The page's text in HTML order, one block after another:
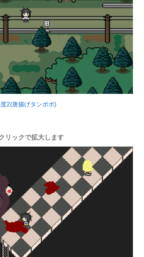
2(唐揚げタンポポ)
リックで拡大します